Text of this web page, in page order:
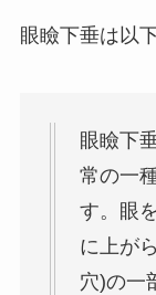
眼瞼下垂は以
眼瞼下
常の一
す。眼
に上が
穴)の一